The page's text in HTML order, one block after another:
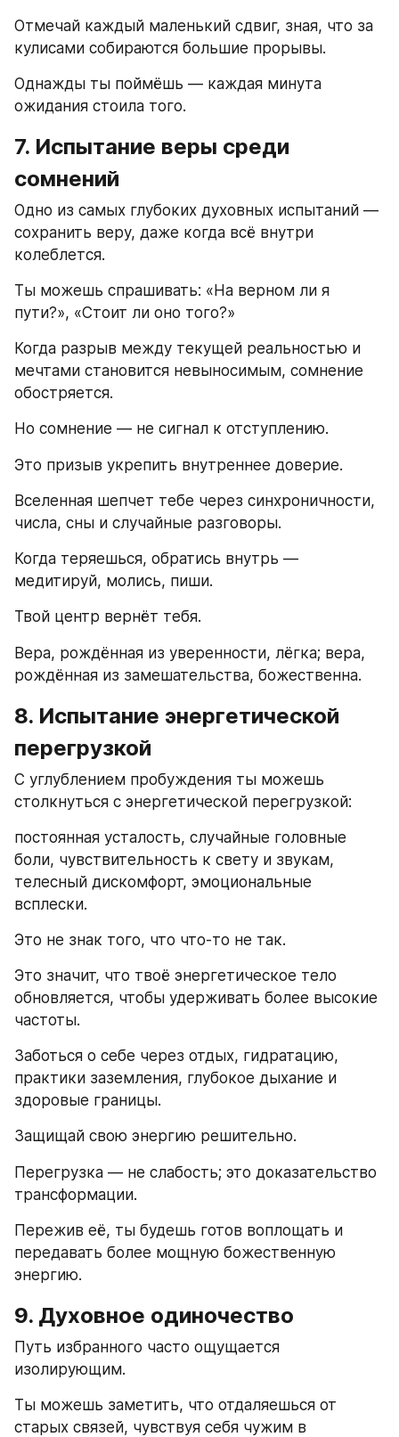
Отмечай каждый маленький сдвиг, зная, что за
кулисами собираются большие прорывы.
Однажды ты поймёшь — каждая минута
ожидания стоила того.
7. Испытание веры среди
сомнений
Одно из самых глубоких духовных испытаний —
сохранить веру, даже когда всё внутри
колеблется.
Ты можешь спрашивать: «На верном ли я
пути?», «Стоит ли оно того?»
Когда разрыв между текущей реальностью и
мечтами становится невыносимым, сомнение
обостряется.
Но сомнение — не сигнал к отступлению.
Это призыв укрепить внутреннее доверие.
Вселенная шепчет тебе через синхроничности,
числа, сны и случайные разговоры.
Когда теряешься, обратись внутрь —
медитируй, молись, пиши.
Твой центр вернёт тебя.
Вера, рождённая из уверенности, лёгка; вера,
рождённая из замешательства, божественна.
8. Испытание энергетической
перегрузкой
С углублением пробуждения ты можешь
столкнуться с энергетической перегрузкой:
постоянная усталость, случайные головные
боли, чувствительность к свету и звукам,
телесный дискомфорт, эмоциональные
всплески.
Это не знак того, что что‑то не так.
Это значит, что твоё энергетическое тело
обновляется, чтобы удерживать более высокие
частоты.
Заботься о себе через отдых, гидратацию,
практики заземления, глубокое дыхание и
здоровые границы.
Защищай свою энергию решительно.
Перегрузка — не слабость; это доказательство
трансформации.
Пережив её, ты будешь готов воплощать и
передавать более мощную божественную
энергию.
9. Духовное одиночество
Путь избранного часто ощущается
изолирующим.
Ты можешь заметить, что отдаляешься от
старых связей, чувствуя себя чужим в